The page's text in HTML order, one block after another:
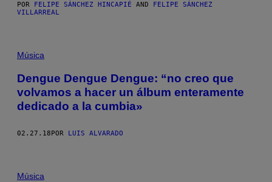
POR FELIPE SÁNCHEZ HINCAPIÉ AND FELIPE SÁNCHEZ
VILLARREAL
Música
Dengue Dengue Dengue: “no creo que
volvamos a hacer un álbum enteramente
dedicado a la cumbia»
02.27.18POR LUIS ALVARADO
Música